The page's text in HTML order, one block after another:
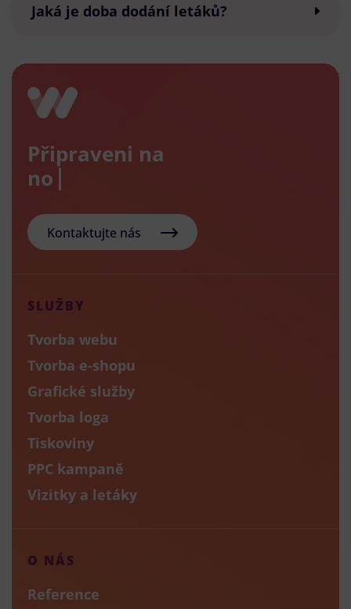
Jaká je doba dodání letáků?
Připraveni na
nový e-s
Kontaktujte nás
SLUŽBY
Tvorba webu
Tvorba e-shopu
Grafické služby
Tvorba loga
Tiskoviny
PPC kampaně
Vizitky a letáky
O NÁS
Reference